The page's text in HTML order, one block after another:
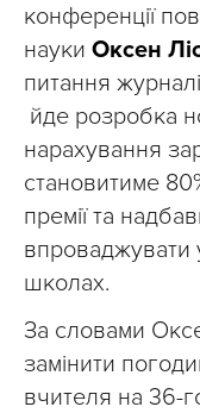
конференції
науки Оксен
питання
йде розробка
нарахування
становитиме
премії та
впроваджувати
школах.
За словами
замінити
вчителя на 36-